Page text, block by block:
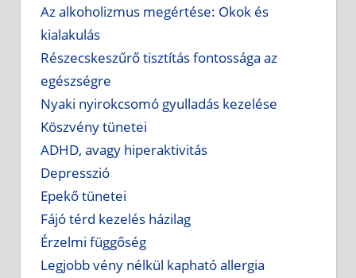
Az alkoholizmus megértése: Okok és
kialakulás
Részecskeszűrő tisztítás fontossága az
egészségre
Nyaki nyirokcsomó gyulladás kezelése
Köszvény tünetei
ADHD, avagy hiperaktivitás
Depresszió
Epekő tünetei
Fájó térd kezelés házilag
Érzelmi függőség
Legjobb vény nélkül kapható allergia